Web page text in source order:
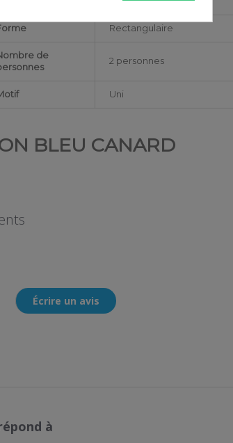
Rectangulaire
de
2 personnes
Uni
BLEU CANARD
Écrire un avis
à